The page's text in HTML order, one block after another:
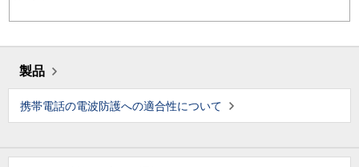
製品
携帯電話の電波防護への適合性について